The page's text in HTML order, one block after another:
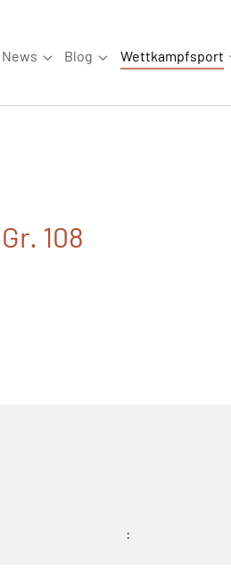
News
Submenu for "News"
Blog
Submenu for "Blog"
Wettkampfsport
108
: